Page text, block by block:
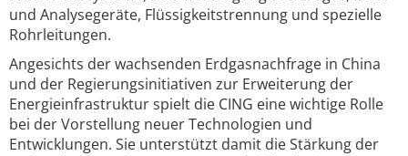
und Analysegeräte, Flüssigkeitstrennung und spezielle
Rohrleitungen.
Angesichts der wachsenden Erdgasnachfrage in China
und der Regierungsinitiativen zur Erweiterung der
Energieinfrastruktur spielt die CING eine wichtige Rolle
bei der Vorstellung neuer Technologien und
Entwicklungen. Sie unterstützt damit die Stärkung der